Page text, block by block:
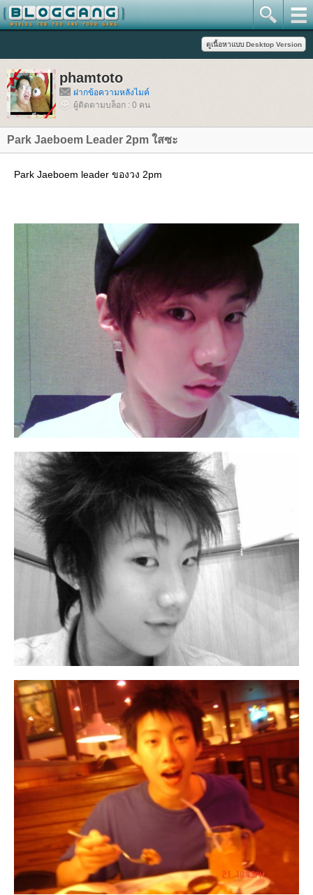
phamtoto
ฝากข้อความหลังไมค์
ผู้ติดตามบล็อก : 0 คน
Park Jaeboem Leader 2pm ใสซะ
Park Jaeboem leader ของวง 2pm